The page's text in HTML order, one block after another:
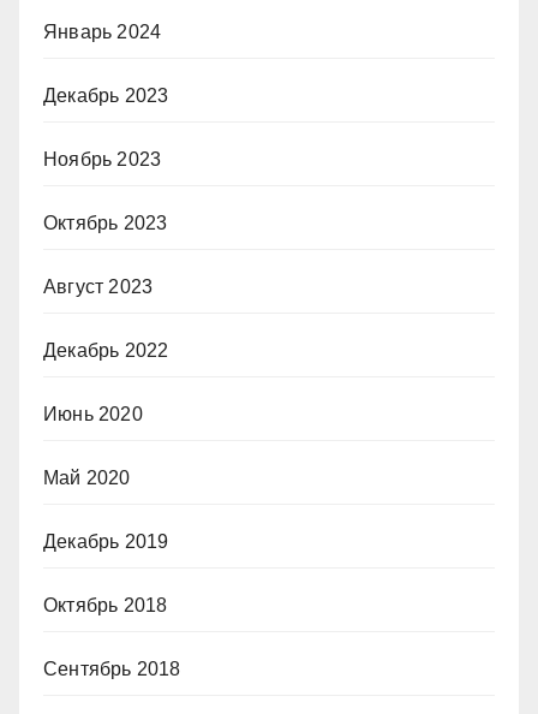
Январь 2024
Декабрь 2023
Ноябрь 2023
Октябрь 2023
Август 2023
Декабрь 2022
Июнь 2020
Май 2020
Декабрь 2019
Октябрь 2018
Сентябрь 2018